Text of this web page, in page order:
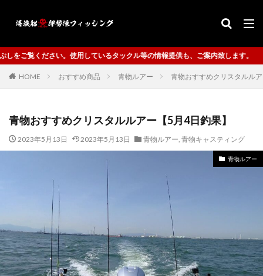
等の情報提供も、ご案内致します。
HOME おすすめ商品 青物ルアー 青物おすすめクリスタルル
青物おすすめクリスタルルアー【5月4日釣果】
2023年5月13日 2023年5月13日 青物ルアー, 青物キャスティング
青物ルアー